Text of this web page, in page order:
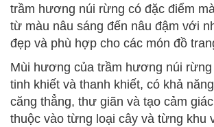
trầm hương núi rừng có đặc điểm
từ màu nâu sáng đến nâu đậm với
đẹp và phù hợp cho các món đồ
Mùi hương của trầm hương núi
tinh khiết và thanh khiết, có khả
căng thẳng, thư giãn và tạo cảm
thuộc vào từng loại cây và từng khu